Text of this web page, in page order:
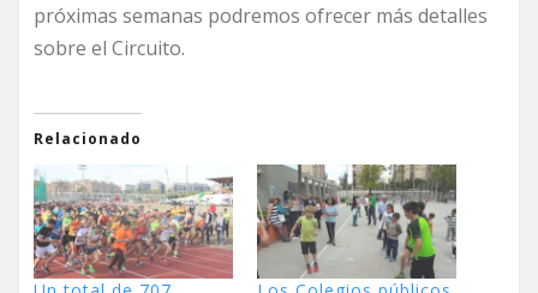
próximas semanas podremos ofrecer más detalles
sobre el Circuito.
Relacionado